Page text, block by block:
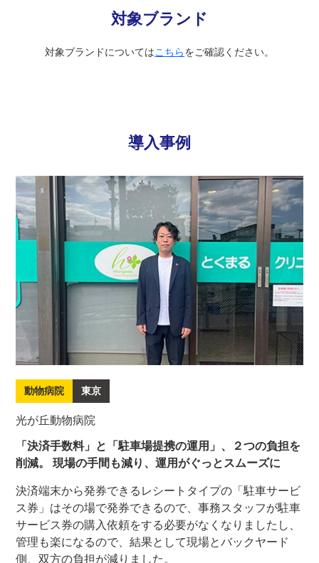
対象ブランド
対象ブランドについてはこちらをご確認ください。
導入事例
動物病院 東京
光が丘動物病院
「決済手数料」と「駐車場提携の運用」、２つの負担を
削減。 現場の手間も減り、運用がぐっとスムーズに
決済端末から発券できるレシートタイプの「駐車サービ
ス券」はその場で発券できるので、事務スタッフが駐車
サービス券の購入依頼をする必要がなくなりましたし、
管理も楽になるので、結果として現場とバックヤード
側、双方の負担が減りました。